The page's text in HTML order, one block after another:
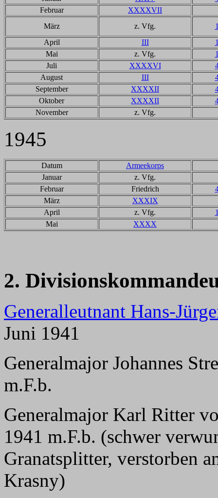
Februar
XXXXVII
März
z. Vfg.
April
III
Mai
z. Vfg.
Juli
XXXXVI
August
III
September
XXXXII
Oktober
XXXXII
November
z. Vfg.
1945
Datum
Armeekorps
Januar
z. Vfg.
Februar
Friedrich
März
XXXIX
April
z. Vfg.
Mai
XXXX
2.
Generalleutnant Hans-
Juni 1941
Generalmajor Johannes
m.F.b.
Generalmajor Karl Ritter
1941 m.F.b. (schwer
Granatsplitter, verstorben
Krasny)